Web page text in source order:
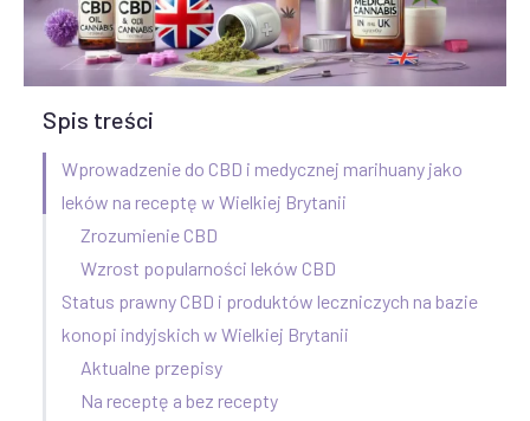
Spis treści
Wprowadzenie do CBD i medycznej marihuany jako
leków na receptę w Wielkiej Brytanii
Zrozumienie CBD
Wzrost popularności leków CBD
Status prawny CBD i produktów leczniczych na bazie
konopi indyjskich w Wielkiej Brytanii
Aktualne przepisy
Na receptę a bez recepty